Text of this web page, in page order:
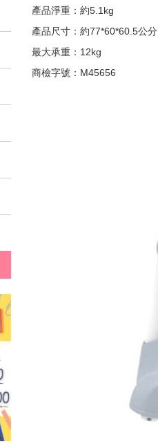
產品淨重：約5.1kg
產品尺寸：約77*60*60.5公分
最大承重：12kg
商檢字號：M45656